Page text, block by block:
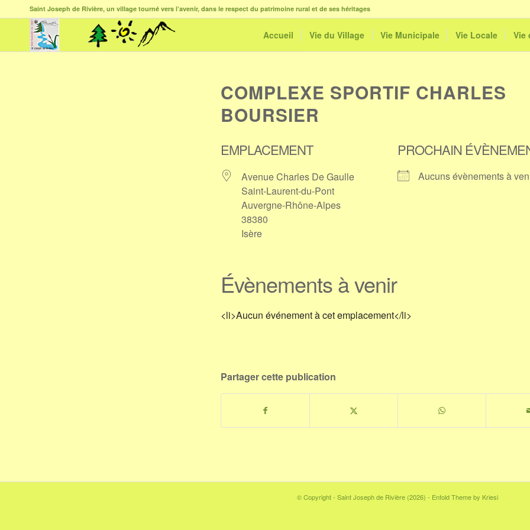
Saint Joseph de Rivière, un village tourné vers l’avenir, dans le respect du patrimoine rural et de ses héritages
Accueil Vie du Village Vie Municipale Vie Locale Vie
COMPLEXE SPORTIF CHARLES
BOURSIER
EMPLACEMENT
Avenue Charles De Gaulle
Saint-Laurent-du-Pont
Auvergne-Rhône-Alpes
38380
Isère
PROCHAIN
Aucuns évènements à
Évènements à venir
<li>Aucun événement à cet emplacement</li>
Partager cette publication
© Copyright - Saint Joseph de Rivière (2026) - Enfold Theme by Kriesi